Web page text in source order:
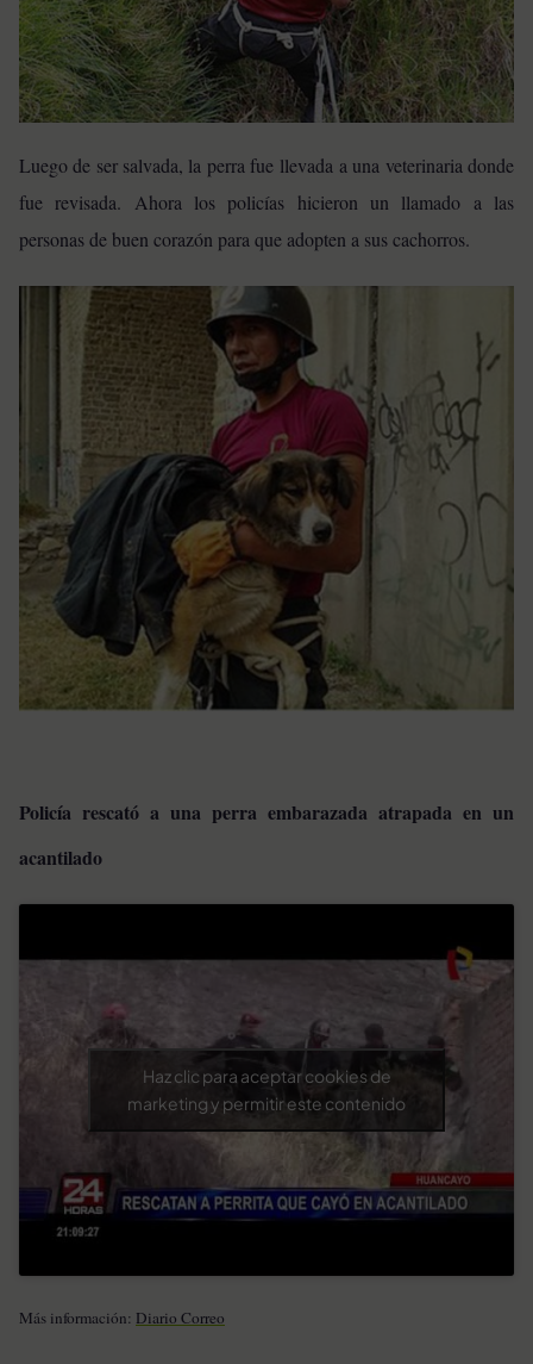
Luego de ser salvada, la perra fue llevada a una veterinaria donde
fue revisada. Ahora los policías hicieron un llamado a las
personas de buen corazón para que adopten a sus cachorros.
Policía rescató a una perra embarazada atrapada en un
acantilado
Haz clic para aceptar cookies de
marketing y permitir este contenido
Más información: Diario Correo